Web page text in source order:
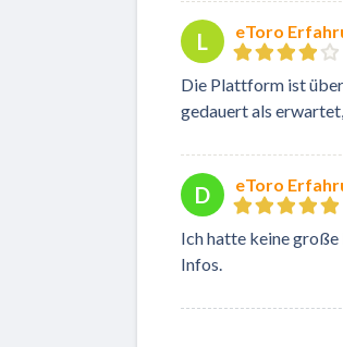
L eToro
Die Plattform ist
gedauert als
D eToro
Ich hatte keine große
Infos.